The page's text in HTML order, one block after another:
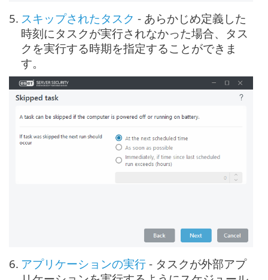
5. スキップされたタスク - あらかじめ定義した
時刻にタスクが実行されなかった場合、 タス
クを実行する時期を指定することができま
す。
6. アプリケーションの実行 - タスクが外部アプ